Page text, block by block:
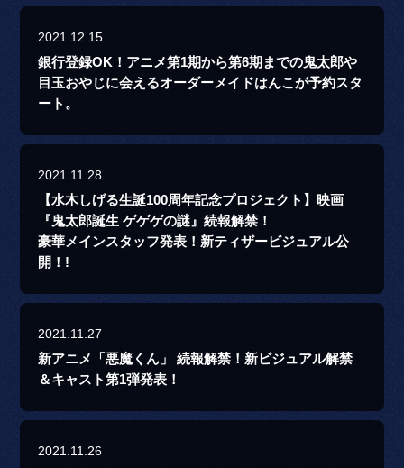
2021.12.15
銀行登録OK！アニメ第1期から第6期までの鬼太郎や
目玉おやじに会えるオーダーメイドはんこが予約スタ
ート。
2021.11.28
【水木しげる生誕100周年記念プロジェクト】映画
『鬼太郎誕生 ゲゲゲの謎』続報解禁！
豪華メインスタッフ発表！新ティザービジュアル公
開！!
2021.11.27
新アニメ「悪魔くん」 続報解禁！新ビジュアル解禁
＆キャスト第1弾発表！
2021.11.26